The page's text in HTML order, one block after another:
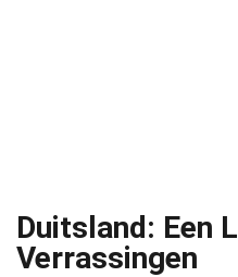
Duitsland: Een
Verrassingen